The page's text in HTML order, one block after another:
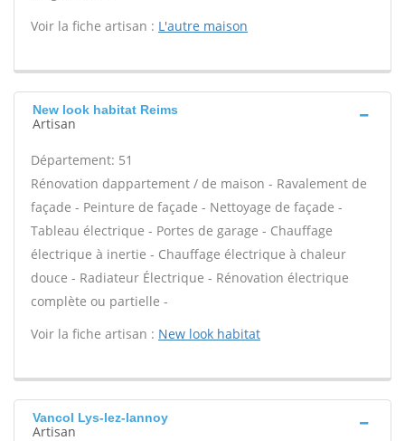
Voir la fiche artisan : L'autre maison
New look habitat Reims
Artisan
Département: 51
Rénovation dappartement / de maison - Ravalement de
façade - Peinture de façade - Nettoyage de façade -
Tableau électrique - Portes de garage - Chauffage
électrique à inertie - Chauffage électrique à chaleur
douce - Radiateur Électrique - Rénovation électrique
complète ou partielle -
Voir la fiche artisan : New look habitat
Vancol Lys-lez-lannoy
Artisan